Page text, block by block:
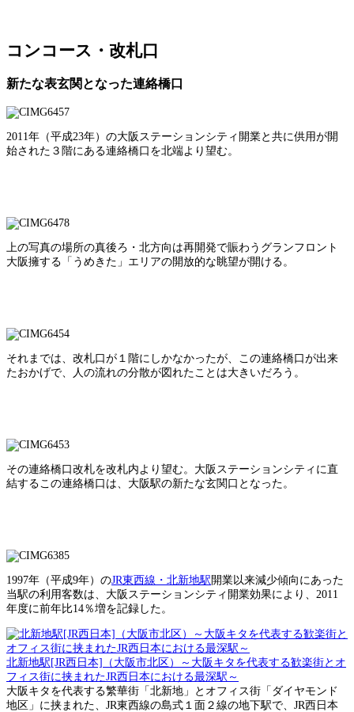
コンコース・改札口
新たな表玄関となった連絡橋口
2011年（平成23年）の大阪ステーションシティ開業と共に供用が開
始された３階にある連絡橋口を北端より望む。
上の写真の場所の真後ろ・北方向は再開発で賑わうグランフロント
大阪擁する「うめきた」エリアの開放的な眺望が開ける。
それまでは、改札口が１階にしかなかったが、この連絡橋口が出来
たおかげで、人の流れの分散が図れたことは大きいだろう。
その連絡橋口改札を改札内より望む。大阪ステーションシティに直
結するこの連絡橋口は、大阪駅の新たな玄関口となった。
1997年（平成9年）のJR東西線・北新地駅開業以来減少傾向にあった
当駅の利用客数は、大阪ステーションシティ開業効果により、2011
年度に前年比14％増を記録した。
北新地駅[JR西日本]（大阪市北区）～大阪キタを代表する歓楽街とオ
フィス街に挟まれたJR西日本における最深駅～
大阪キタを代表する繁華街「北新地」とオフィス街「ダイヤモンド
地区」に挟まれた、JR東西線の島式１面２線の地下駅で、JR西日本